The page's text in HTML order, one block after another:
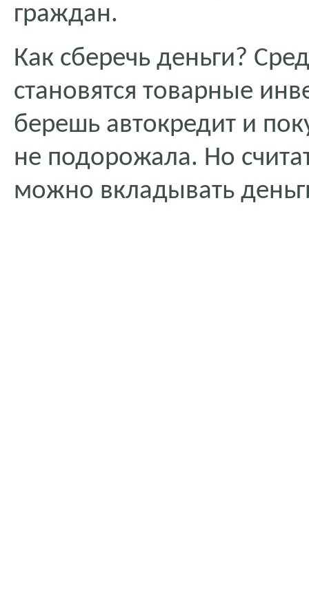
граждан.
Как сберечь деньги?
становятся товарные
берешь автокредит и
не подорожала. Но
можно вкладывать